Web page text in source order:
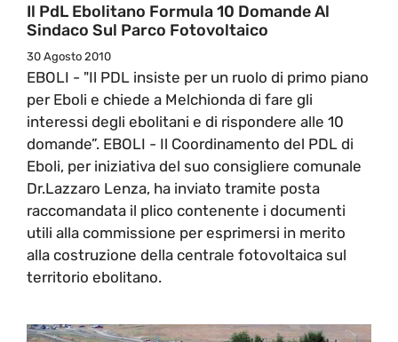
Il PdL Ebolitano Formula 10 Domande Al
Sindaco Sul Parco Fotovoltaico
30 Agosto 2010
EBOLI - "Il PDL insiste per un ruolo di primo piano
per Eboli e chiede a Melchionda di fare gli
interessi degli ebolitani e di rispondere alle 10
domande”. EBOLI - Il Coordinamento del PDL di
Eboli, per iniziativa del suo consigliere comunale
Dr.Lazzaro Lenza, ha inviato tramite posta
raccomandata il plico contenente i documenti
utili alla commissione per esprimersi in merito
alla costruzione della centrale fotovoltaica sul
territorio ebolitano.